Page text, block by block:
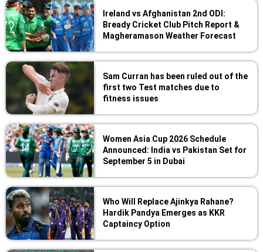
Ireland vs Afghanistan 2nd ODI:
Bready Cricket Club Pitch Report &
Magheramason Weather Forecast
Sam Curran has been ruled out of the
first two Test matches due to
fitness issues
Women Asia Cup 2026 Schedule
Announced: India vs Pakistan Set for
September 5 in Dubai
Who Will Replace Ajinkya Rahane?
Hardik Pandya Emerges as KKR
Captaincy Option